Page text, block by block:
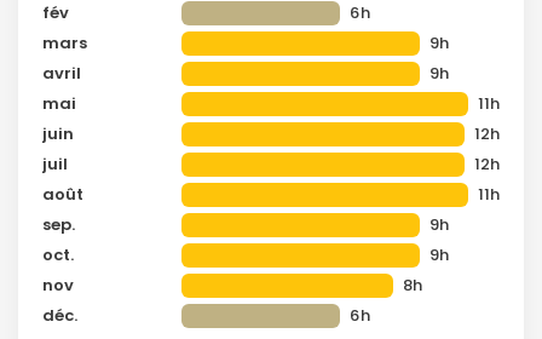
fév
6h
mars
9h
avril
9h
mai
11h
juin
12h
juil
12h
août
11h
sep.
9h
oct.
9h
nov
8h
déc.
6h